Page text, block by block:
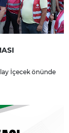
İçecek önünde